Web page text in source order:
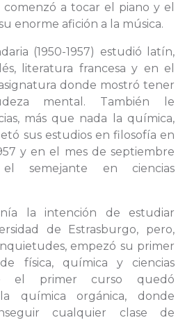
a tocar el piano y el
enorme afición a la música.
(1950-1957) estudió latín,
literatura francesa y en el
donde mostró tener
mental. También le
más que nada la química,
sus estudios en filosofía en
y en el mes de septiembre
semejante en ciencias
la intención de estudiar
de Estrasburgo, pero,
empezó su primer
física, química y ciencias
el primer curso quedó
química orgánica, donde
cualquier clase de